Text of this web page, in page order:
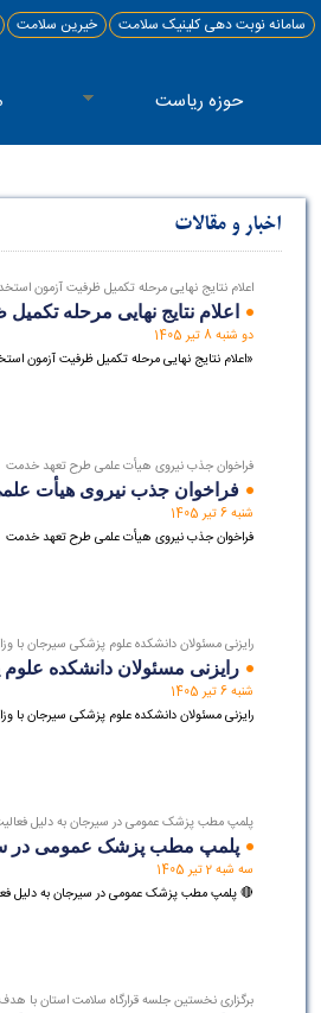
سامانه نوبت دهی کلینیک سلامت خیرین سلامت
حوزه ریاست
اخبار و مقالات
اعلام نتایج نهایی مرحله تکمیل ظرفیت آزمون
اعلام نتایج نهایی مرحله
دو شنبه 8 تیر 1405
«اعلام نتایج نهایی مرحله تکمیل ظرفیت آزمون
فراخوان جذب نیروی هیأت علمی طرح تعهد خدمت
فراخوان جذب نیروی هیأت
شنبه 6 تیر 1405
فراخوان جذب نیروی هیأت علمی طرح تعهد خدمت
رایزنی مسئولان دانشکده علوم پزشکی سیرجان با
رایزنی مسئولان دانشکده
شنبه 6 تیر 1405
رایزنی مسئولان دانشکده علوم پزشکی سیرجان با
پلمپ مطب پزشک عمومی در سیرجان به دلیل
پلمپ مطب پزشک عمومی در
سه شبه 2 تیر 1405
🔴 پلمپ مطب پزشک عمومی در سیرجان به دلیل
برگزاری نخستین جلسه قرارگاه سلامت استان با